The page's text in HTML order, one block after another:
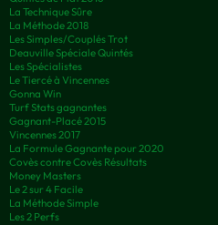
La Technique Sûre
La Méthode 2018
Les Simples/Couplés Trot
Deauville Spéciale Quintés
Les Spécialistes
Le Tiercé à Vincennes
Gonna Win
Turf Stats gagnantes
Gagnant-Placé 2015
Vincennes 2017
La Formule Gagnante pour 2020
Covès contre Covès Résultats
Money Masters
Le 2 sur 4 Facile
La Méthode Simple
Les 2 Perfs